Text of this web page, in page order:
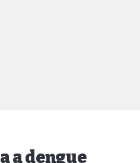
a dengue